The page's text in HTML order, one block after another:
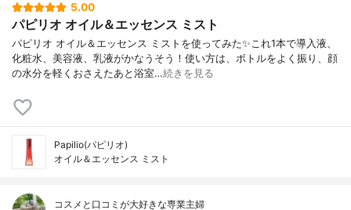
5.00
パピリオ オイル＆エッセンス ミスト
パピリオ オイル＆エッセンス ミストを使ってみた✨これ1本で導入液、
化粧水、美容液、乳液がかなうそう！使い方は、ボトルをよく振り、顔
の水分を軽くおさえたあと浴室…続きを見る
Papilio(パピリオ)
オイル＆エッセンス ミスト
コスメと口コミが大好きな専業主婦